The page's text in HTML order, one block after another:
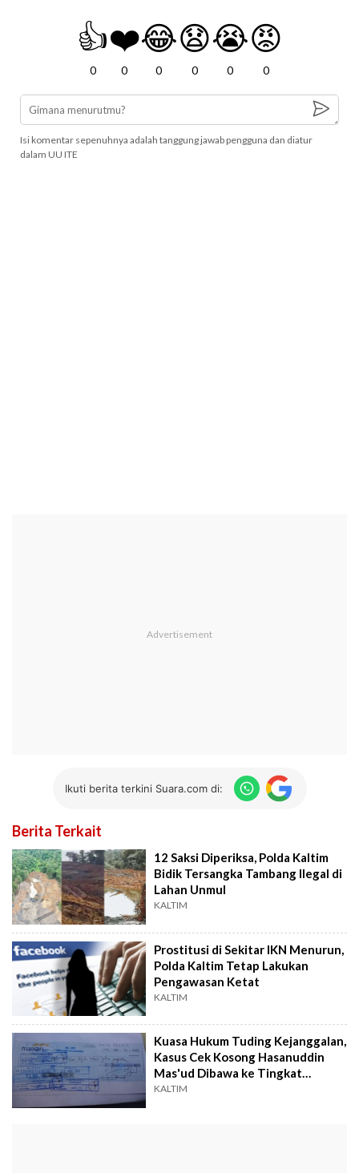
👍
0
❤️
0
😂
0
😧
0
😭
0
😡
0
Isi komentar sepenuhnya adalah tanggung jawab pengguna dan diatur
dalam UU ITE
Ikuti berita terkini Suara.com di:
Berita Terkait
12 Saksi Diperiksa, Polda Kaltim
Bidik Tersangka Tambang Ilegal di
Lahan Unmul
KALTIM
Prostitusi di Sekitar IKN Menurun,
Polda Kaltim Tetap Lakukan
Pengawasan Ketat
KALTIM
Kuasa Hukum Tuding Kejanggalan,
Kasus Cek Kosong Hasanuddin
Mas'ud Dibawa ke Tingkat
Nasional
KALTIM